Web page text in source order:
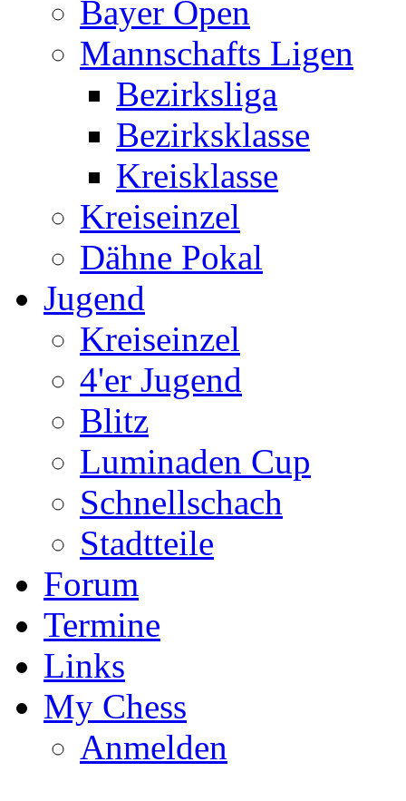
Bayer Open
Mannschafts Ligen
Bezirksliga
Bezirksklasse
Kreisklasse
Kreiseinzel
Dähne Pokal
Jugend
Kreiseinzel
4'er Jugend
Blitz
Luminaden Cup
Schnellschach
Stadtteile
Forum
Termine
Links
My Chess
Anmelden